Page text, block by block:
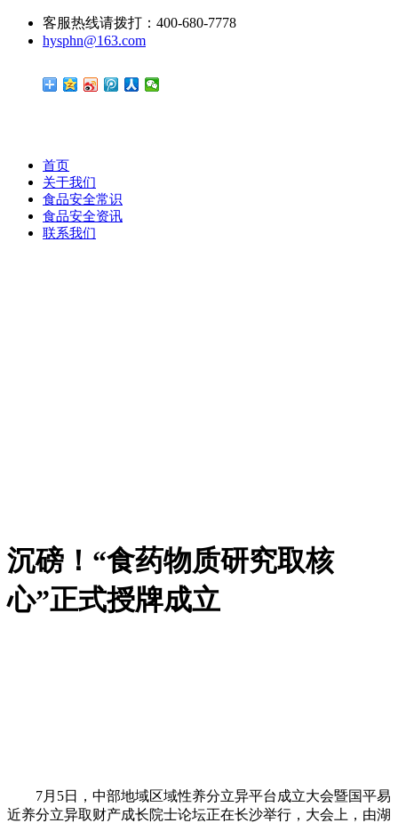
客服热线请拨打：400-680-7778
hysphn@163.com
首页
关于我们
食品安全常识
食品安全资讯
联系我们
沉磅！“食药物质研究取核
心”正式授牌成立
7月5日，中部地域区域性养分立异平台成立大会暨国平易
近养分立异取财产成长院士论坛正在长沙举行，大会上，由湖